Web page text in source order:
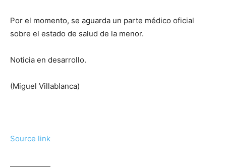
Por el momento, se aguarda un parte médico oficial
sobre el estado de salud de la menor.
Noticia en desarrollo.
(Miguel Villablanca)
Source link